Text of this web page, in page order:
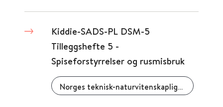
Kiddie-SADS-PL DSM-5
Tilleggshefte 5 -
Spiseforstyrrelser og rusmisbruk
Norges teknisk-naturvitenskaplige universitet (NTNU)